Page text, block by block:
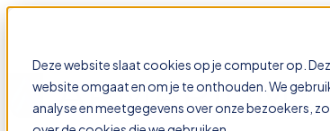
Deze website slaat cookies op je computer op.
website omgaat en om je te onthouden. We
analyse en meetgegevens over onze bezoekers,